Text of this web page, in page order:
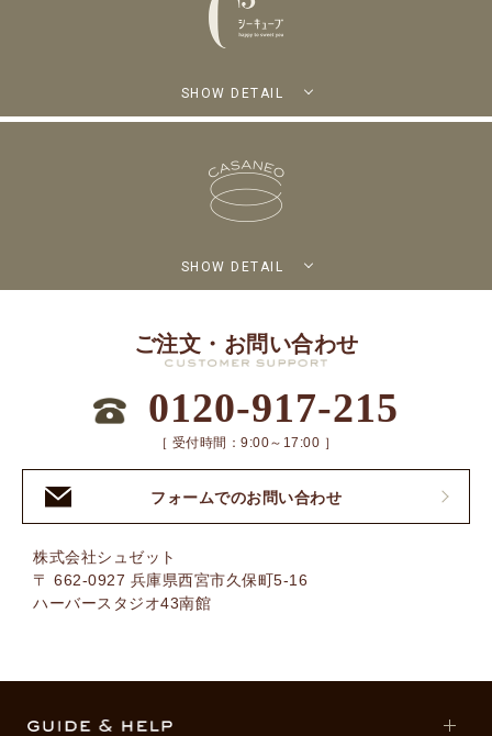
SHOW DETAIL
SHOW DETAIL
ご注文・お問い合わせ
0120-917-215
［ 受付時間：9:00～17:00 ］
フォームでのお問い合わせ
株式会社シュゼット
〒 662-0927 兵庫県西宮市久保町5-16
ハーバースタジオ43南館